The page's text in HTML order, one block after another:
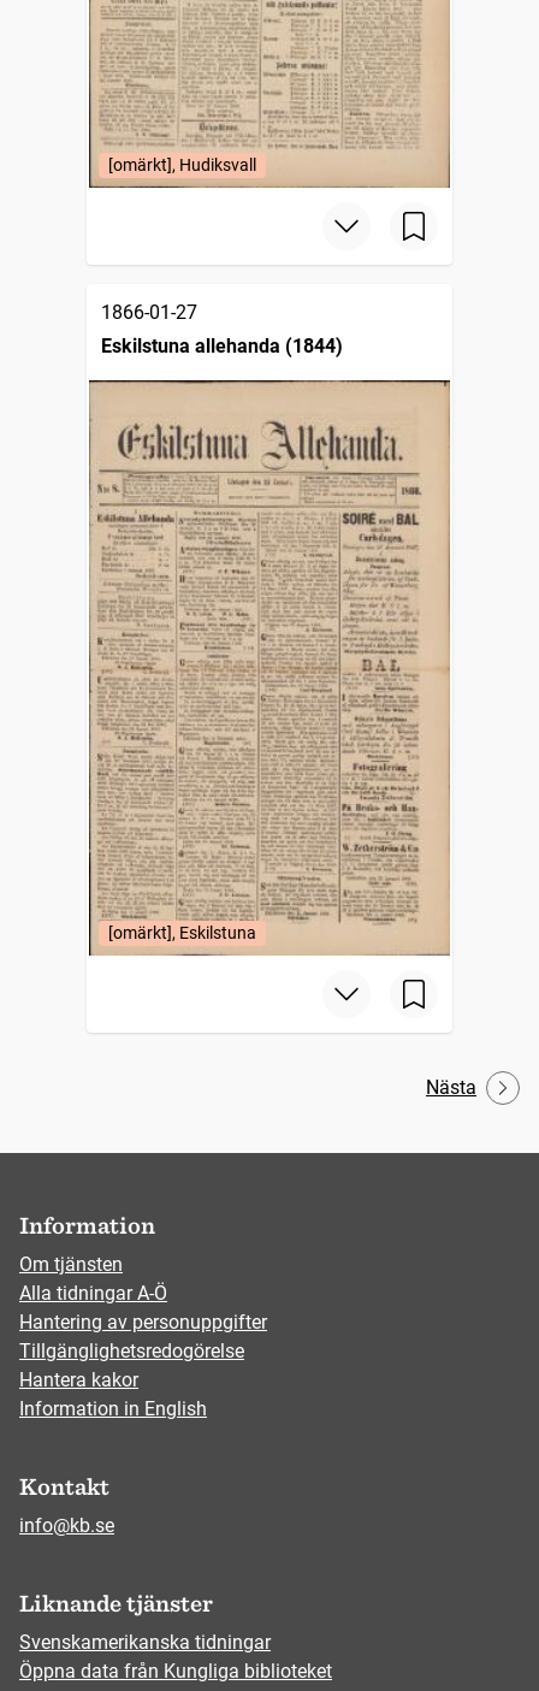
[omärkt], Hudiksvall
1866-01-27
Eskilstuna allehanda (1844)
[omärkt], Eskilstuna
Nästa
Information
Om tjänsten
Alla tidningar A-Ö
Hantering av personuppgifter
Tillgänglighetsredogörelse
Hantera kakor
Information in English
Kontakt
info@kb.se
Liknande tjänster
Svenskamerikanska tidningar
Öppna data från Kungliga biblioteket